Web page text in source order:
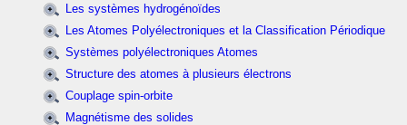
Les systèmes hydrogénoïdes
Les Atomes Polyélectroniques et la Classification Périodique
Systèmes polyélectroniques Atomes
Structure des atomes à plusieurs électrons
Couplage spin-orbite
Magnétisme des solides